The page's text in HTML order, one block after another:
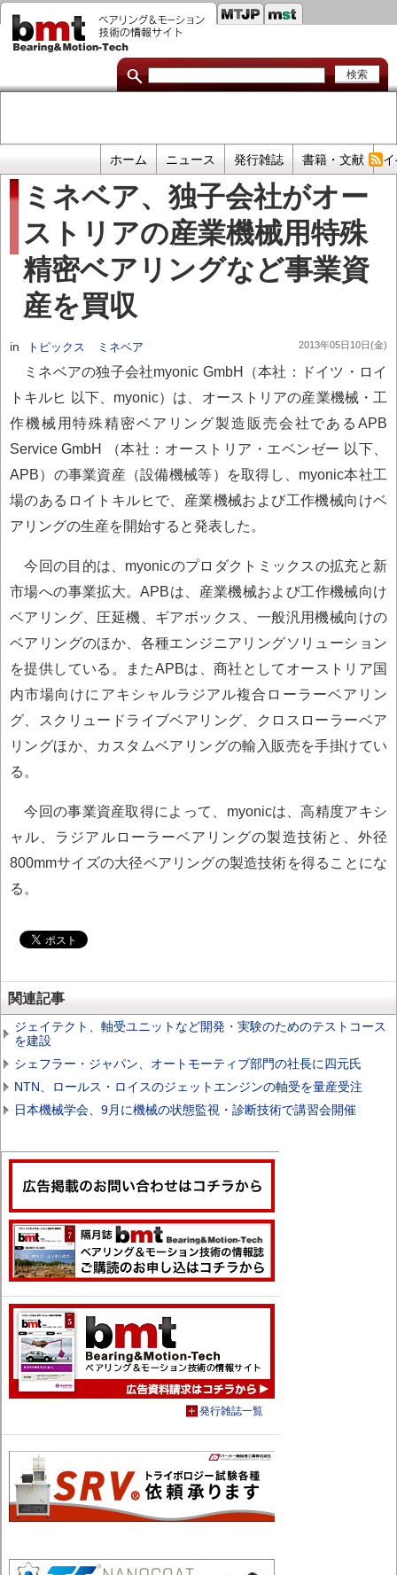
メ
イ
テ
カ
ン
ダ
リ
ン
ラ
イ
リ
ホーム ニュース 発行雑誌 書籍・文献
ミネベア、独子会社がオー
ストリアの産業機械用特殊
精密ベアリングなど事業資
産を買収
2013年05日10日(金)
in トピックス ミネベア
ミネベアの独子会社myonic GmbH（本社：ドイツ・ロイ
トキルヒ 以下、myonic）は、オーストリアの産業機械・工
作機械用特殊精密ベアリング製造販売会社であるAPB
Service GmbH （本社：オーストリア・エベンゼー 以下、
APB）の事業資産（設備機械等）を取得し、myonic本社工
場のあるロイトキルヒで、産業機械および工作機械向けベ
アリングの生産を開始すると発表した。
今回の目的は、myonicのプロダクトミックスの拡充と新
市場への事業拡大。APBは、産業機械および工作機械向け
ベアリング、圧延機、ギアボックス、一般汎用機械向けの
ベアリングのほか、各種エンジニアリングソリューション
を提供している。またAPBは、商社としてオーストリア国
内市場向けにアキシャルラジアル複合ローラーベアリン
グ、スクリュードライブベアリング、クロスローラーベア
リングほか、カスタムベアリングの輸入販売を手掛けてい
る。
今回の事業資産取得によって、myonicは、高精度アキシ
ャル、ラジアルローラーベアリングの製造技術と、外径
800mmサイズの大径ベアリングの製造技術を得ることにな
る。
関連記事
ジェイテクト、軸受ユニットなど開発・実験のためのテストコース
を建設
シェフラー・ジャパン、オートモーティブ部門の社長に四元氏
NTN、ロールス・ロイスのジェットエンジンの軸受を量産受注
日本機械学会、9月に機械の状態監視・診断技術で講習会開催
発行雑誌一覧